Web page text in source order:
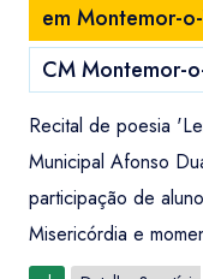
em Montemor-
CM Montemor-
Recital de poesia
Municipal Afonso
participação de
Misericórdia e